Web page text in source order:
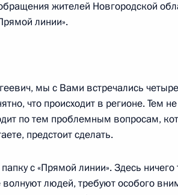
Новгородской области
жителей Новгородской
линии».
мы с Вами встречались
что происходит в регионе. Тем
по тем проблемным вопросам,
предстоит сделать.
с «Прямой линии». Здесь ничего
людей, требуют особого